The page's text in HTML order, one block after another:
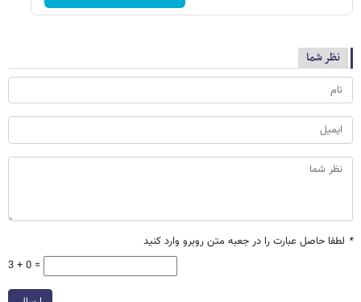
نظر شما
* لطفا حاصل عبارت را در جعبه متن روبرو وارد کنید
3 + 0 =